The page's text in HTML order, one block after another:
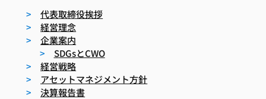
代表取締役挨拶
経営理念
企業案内
SDGsとCWO
経営戦略
アセットマネジメント方針
決算報告書